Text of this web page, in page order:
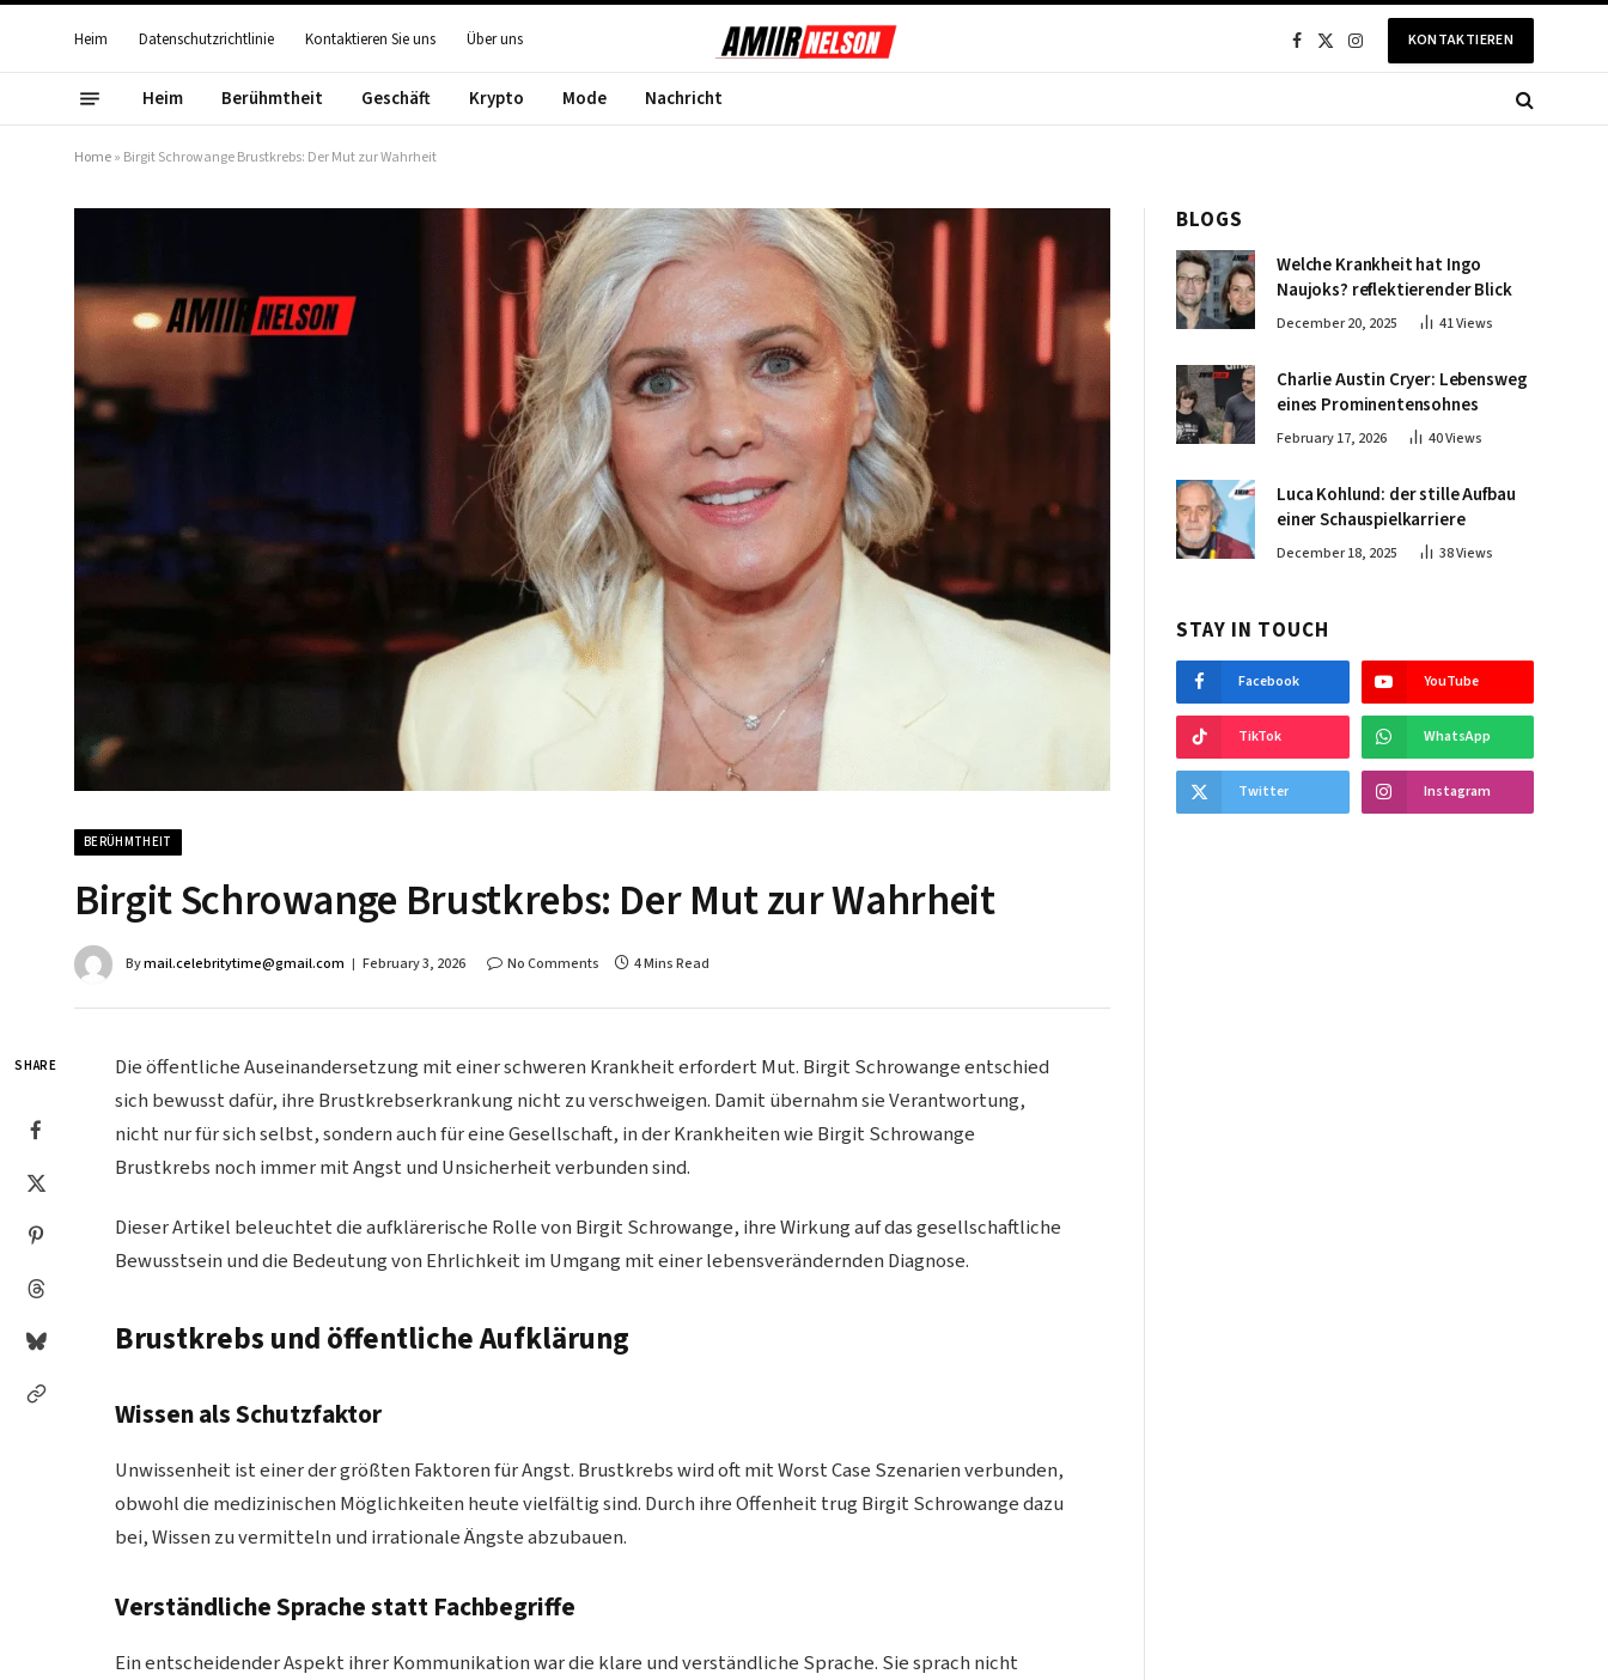
Heim Datenschutzrichtlinie Kontaktieren Sie uns Über uns Facebook
X
InstagramKONTAKTIEREN
Heim Berühmtheit Geschäft Krypto Mode Nachricht
Home» Birgit Schrowange Brustkrebs: Der Mut zur Wahrheit
BERÜHMTHEIT
Birgit Schrowange Brustkrebs: Der Mut zur Wahrheit
Bymail.celebritytime@gmail.com February 3, 2026 No Comments 4 Mins Read
SHARE
Die öffentliche Auseinandersetzung mit einer schweren Krankheit erfordert Mut. Birgit Schrowange entschied
sich bewusst dafür, ihre Brustkrebserkrankung nicht zu verschweigen. Damit übernahm sie Verantwortung,
nicht nur für sich selbst, sondern auch für eine Gesellschaft, in der Krankheiten wie Birgit Schrowange
Brustkrebs noch immer mit Angst und Unsicherheit verbunden sind.
Dieser Artikel beleuchtet die aufklärerische Rolle von Birgit Schrowange, ihre Wirkung auf das gesellschaftliche
Bewusstsein und die Bedeutung von Ehrlichkeit im Umgang mit einer lebensverändernden Diagnose.
Brustkrebs und öffentliche Aufklärung
Wissen als Schutzfaktor
Unwissenheit ist einer der größten Faktoren für Angst. Brustkrebs wird oft mit Worst Case Szenarien verbunden,
obwohl die medizinischen Möglichkeiten heute vielfältig sind. Durch ihre Offenheit trug Birgit Schrowange dazu
bei, Wissen zu vermitteln und irrationale Ängste abzubauen.
Verständliche Sprache statt Fachbegriffe
Ein entscheidender Aspekt ihrer Kommunikation war die klare und verständliche Sprache. Sie sprach nicht
BLOGS
Welche Krankheit hat Ingo
Naujoks? reflektierender Blick
December 20, 2025 41Views
Charlie Austin Cryer: Lebensweg
eines Prominentensohnes
February 17, 2026 40Views
Luca Kohlund: der stille Aufbau
einer Schauspielkarriere
December 18, 2025 38Views
STAY IN TOUCH
Facebook YouTube
TikTok WhatsApp
Twitter Instagram